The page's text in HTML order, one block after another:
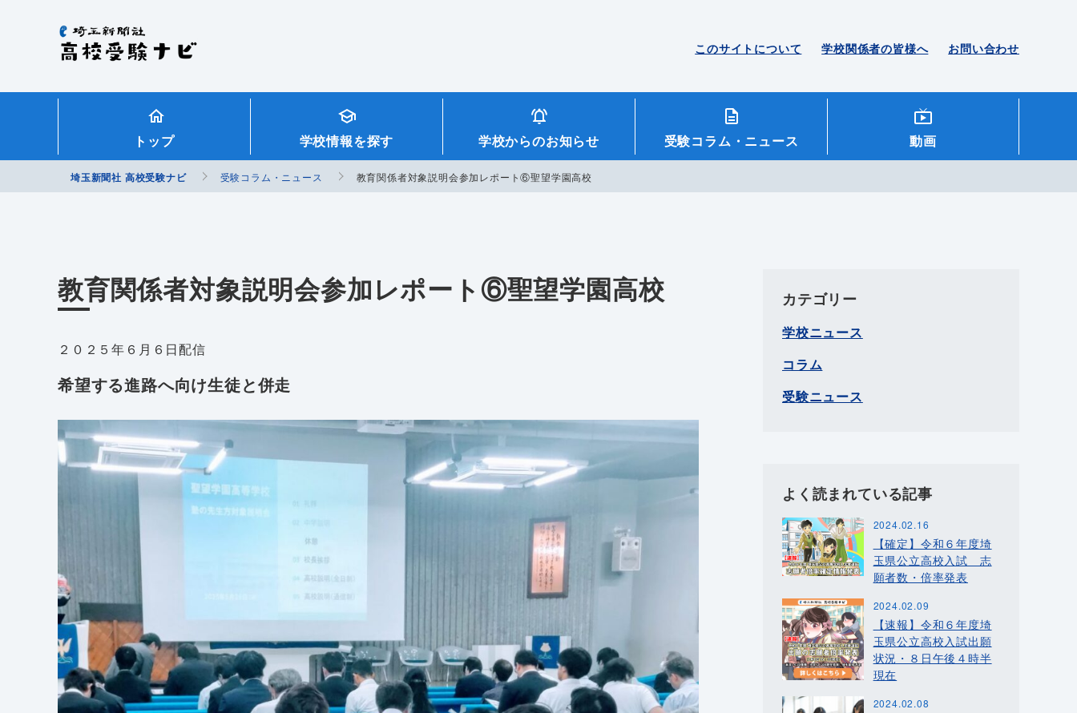
このサイトについて 学校関係者の皆様へ お問い合わせ
トップ 学校情報を探す 学校からのお知らせ 受験コラム ・ニュース 動画
埼玉新聞社 高校受験ナビ 受験コラム・ニュース 教育関係者対象説明会参加レポート⑥聖望学園高校
教育関係者対象説明会参加レポート⑥聖望学園高校
２０２５年６月６日配信
希望する進路へ向け生徒と併走
カテゴリー
学校ニュース
コラム
受験ニュース
よく読まれている記事
2024.02.16
【確定】令和６年度埼
玉県公立高校入試 志
願者数・倍率発表
2024.02.09
【速報】令和６年度埼
玉県公立高校入試出願
状況・８日午後４時半
現在
2024.02.08